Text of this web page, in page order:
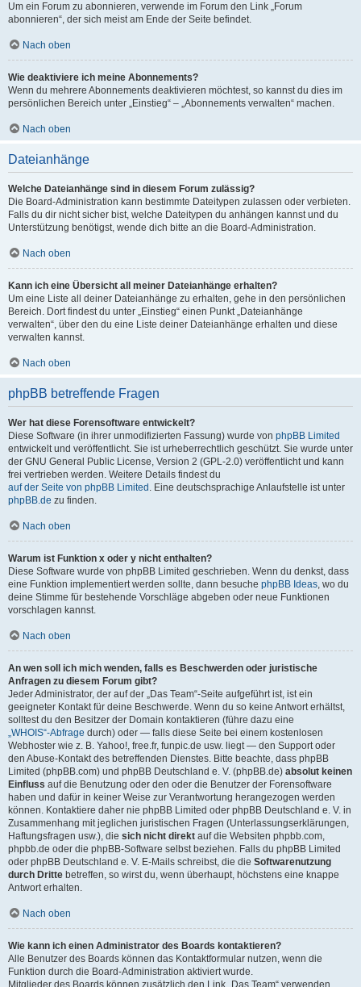
Um ein Forum zu abonnieren, verwende im Forum den Link „Forum
abonnieren“, der sich meist am Ende der Seite befindet.
Nach oben
Wie deaktiviere ich meine Abonnements?
Wenn du mehrere Abonnements deaktivieren möchtest, so kannst du dies im
persönlichen Bereich unter „Einstieg“ – „Abonnements verwalten“ machen.
Nach oben
Dateianhänge
Welche Dateianhänge sind in diesem Forum zulässig?
Die Board-Administration kann bestimmte Dateitypen zulassen oder verbieten.
Falls du dir nicht sicher bist, welche Dateitypen du anhängen kannst und du
Unterstützung benötigst, wende dich bitte an die Board-Administration.
Nach oben
Kann ich eine Übersicht all meiner Dateianhänge erhalten?
Um eine Liste all deiner Dateianhänge zu erhalten, gehe in den persönlichen
Bereich. Dort findest du unter „Einstieg“ einen Punkt „Dateianhänge
verwalten“, über den du eine Liste deiner Dateianhänge erhalten und diese
verwalten kannst.
Nach oben
phpBB betreffende Fragen
Wer hat diese Forensoftware entwickelt?
Diese Software (in ihrer unmodifizierten Fassung) wurde von phpBB Limited
entwickelt und veröffentlicht. Sie ist urheberrechtlich geschützt. Sie wurde unter
der GNU General Public License, Version 2 (GPL-2.0) veröffentlicht und kann
frei vertrieben werden. Weitere Details findest du
auf der Seite von phpBB Limited . Eine deutschsprachige Anlaufstelle ist unter
phpBB.de zu finden.
Nach oben
Warum ist Funktion x oder y nicht enthalten?
Diese Software wurde von phpBB Limited geschrieben. Wenn du denkst, dass
eine Funktion implementiert werden sollte, dann besuche phpBB Ideas, wo du
deine Stimme für bestehende Vorschläge abgeben oder neue Funktionen
vorschlagen kannst.
Nach oben
An wen soll ich mich wenden, falls es Beschwerden oder juristische
Anfragen zu diesem Forum gibt?
Jeder Administrator, der auf der „Das Team“-Seite aufgeführt ist, ist ein
geeigneter Kontakt für deine Beschwerde. Wenn du so keine Antwort erhältst,
solltest du den Besitzer der Domain kontaktieren (führe dazu eine
„WHOIS“-Abfrage durch) oder — falls diese Seite bei einem kostenlosen
Webhoster wie z. B. Yahoo!, free.fr, funpic.de usw. liegt — den Support oder
den Abuse-Kontakt des betreffenden Dienstes. Bitte beachte, dass phpBB
Limited (phpBB.com) und phpBB Deutschland e. V. (phpBB.de) absolut keinen
Einfluss auf die Benutzung oder den oder die Benutzer der Forensoftware
haben und dafür in keiner Weise zur Verantwortung herangezogen werden
können. Kontaktiere daher nie phpBB Limited oder phpBB Deutschland e. V. in
Zusammenhang mit jeglichen juristischen Fragen (Unterlassungserklärungen,
Haftungsfragen usw.), die sich nicht direkt auf die Websiten phpbb.com,
phpbb.de oder die phpBB-Software selbst beziehen. Falls du phpBB Limited
oder phpBB Deutschland e. V. E-Mails schreibst, die die Softwarenutzung
durch Dritte betreffen, so wirst du, wenn überhaupt, höchstens eine knappe
Antwort erhalten.
Nach oben
Wie kann ich einen Administrator des Boards kontaktieren?
Alle Benutzer des Boards können das Kontaktformular nutzen, wenn die
Funktion durch die Board-Administration aktiviert wurde.
Mitglieder des Boards können zusätzlich den Link „Das Team“ verwenden.